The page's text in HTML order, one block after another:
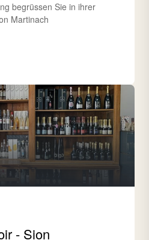
begrüssen Sie in ihrer
Martinach
- Sion